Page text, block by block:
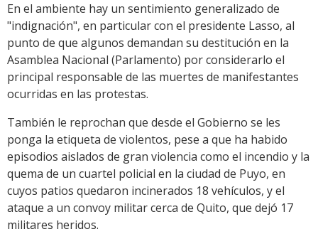
En el ambiente hay un sentimiento generalizado de
"indignación", en particular con el presidente Lasso, al
punto de que algunos demandan su destitución en la
Asamblea Nacional (Parlamento) por considerarlo el
principal responsable de las muertes de manifestantes
ocurridas en las protestas.
También le reprochan que desde el Gobierno se les
ponga la etiqueta de violentos, pese a que ha habido
episodios aislados de gran violencia como el incendio y la
quema de un cuartel policial en la ciudad de Puyo, en
cuyos patios quedaron incinerados 18 vehículos, y el
ataque a un convoy militar cerca de Quito, que dejó 17
militares heridos.